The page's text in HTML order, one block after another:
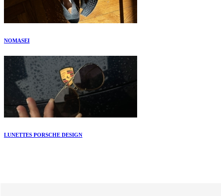
NOMASEI
LUNETTES PORSCHE DESIGN